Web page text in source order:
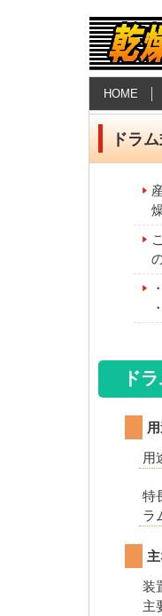
食品
業
HOME
ドラ
・
・
ドラ
用
特
ラ
装
主